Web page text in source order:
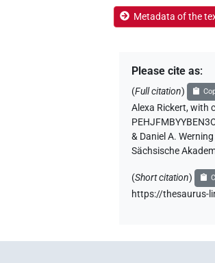
Metadata of the
Please cite as:
(Full citation)
Alexa Rickert,with
& Daniel A.
Sächsische
(Short citation)
https://thesaurus-